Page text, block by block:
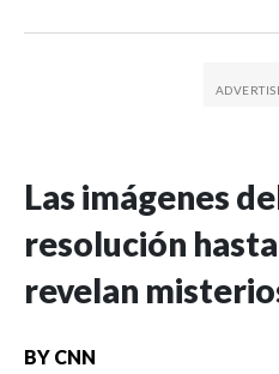
Las imágenes
resolución
revelan
BY CNN